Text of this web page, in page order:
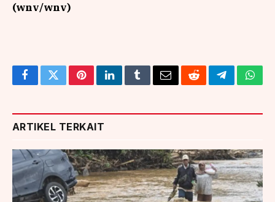
(wnv/wnv)
FacebookTwitterPinterestLinkedInTumblrEmailRedditTelegram
ARTIKEL TERKAIT